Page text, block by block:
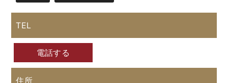
TEL
電話する
住所